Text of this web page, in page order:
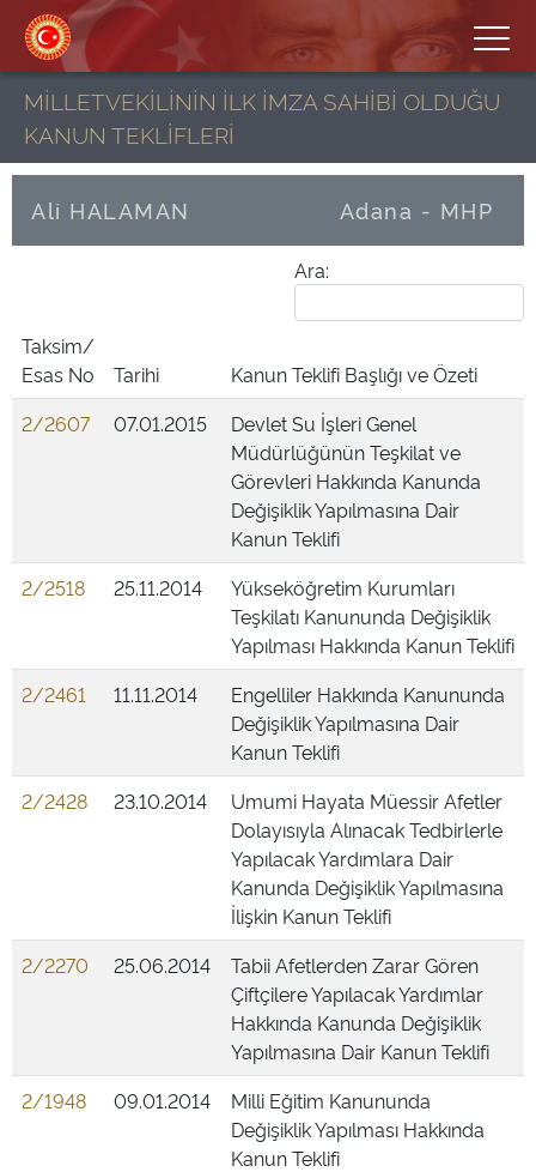
MİLLETVEKİLİNİN İLK İMZA SAHİBİ OLDUĞU
KANUN TEKLİFLERİ
Ali HALAMAN Adana - MHP
Ara:
Taksim/
Esas No
Tarihi
Kanun Teklifi Başlığı ve Özeti
2/2607
07.01.2015
Devlet Su İşleri Genel
Müdürlüğünün Teşkilat ve
Görevleri Hakkında Kanunda
Değişiklik Yapılmasına Dair
Kanun Teklifi
2/2518
25.11.2014
Yükseköğretim Kurumları
Teşkilatı Kanununda Değişiklik
Yapılması Hakkında Kanun Teklifi
2/2461
11.11.2014
Engelliler Hakkında Kanununda
Değişiklik Yapılmasına Dair
Kanun Teklifi
2/2428
23.10.2014
Umumi Hayata Müessir Afetler
Dolayısıyla Alınacak Tedbirlerle
Yapılacak Yardımlara Dair
Kanunda Değişiklik Yapılmasına
İlişkin Kanun Teklifi
2/2270
25.06.2014
Tabii Afetlerden Zarar Gören
Çiftçilere Yapılacak Yardımlar
Hakkında Kanunda Değişiklik
Yapılmasına Dair Kanun Teklifi
2/1948
09.01.2014
Milli Eğitim Kanununda
Değişiklik Yapılması Hakkında
Kanun Teklifi